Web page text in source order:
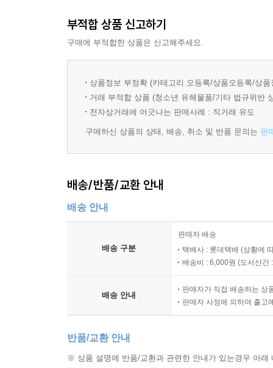
【 제17대 효종 】
와신상담 호랑이. 북벌로 아버지의 치욕을 씻으려
【 제18대 현종 】
- 의복을 둘러싼 정치적 갈등에 휘말린 현종
- 시대의 로맨티시스트? 부인이 단 한 명뿐인 조선
【 제19대 숙종 】
- 소년 군주 숙종, 정치 9단 송시열을 누르다
- 3차례의 환국으로 숙종이 얻은 왕권강화
- 실록이 인정한 조선 최고의 미녀, 장희빈
병약한 호랑이. 장희빈의 아들로 태어난 비운의 임
【 제21대 영조 】
조가 세운 원각사(현 탑골공원)에 수용되지요.
문에 국고는 텅텅 비게 되고, 나라가 망할 지경까
---「제10대 연산군」중에서
왜군이 한양으로 쭉쭉 침입해오고 있는 가운데,
몸을 보전하기 위해 한양을 떠나 개성으로, 평양
만, 선조의 행동은 일본이 전혀 상상하지 못했던
---「제14대 선조」중에서
그런데 문제는 조선은 백성들이 직접 왕을 뽑을 권
성계의 후손들’만이 계승할 수 있었으니까요. 결
만나면 외척들이 판을 치는 세상에서 일생이 고
있는 소중한 투표권이 있습니다. 그렇다면 어떻
야 가능한 일일 겁니다. 우리 손으로 직접 세종을
설민석표 강연으로 풀어낸 지식 콘서트
느낌을 들게 한다. 또한 실록에 등장하는 왕의
도움이 된다.
역사시간에 단순히 외우는 데만 급급했던 사
정리된다.
· 성군과 폭군, 존재감 없이 무능했던 왕들을 역사
· 조선후기 외척 정치가 만연할 수밖에 없었던 까닭
나아가, 이 책의 백미는 기존의 역사책이 가진
인간적인 삶이 낱낱이 드러난 모습들은 교과서에
학생부터 성인까지 모두에게,
최근 역사에 대한 콘텐츠가 다시 쏟아져 나오
바뀌었을지라도 그들의 정책과 역할은 국민들
부적합 상품 신고하기
구매에 부적합한 상품은 신고해주세요.
상품정보 부정확 (카테고리 오등록/상품오등록/상
거래 부적합 상품 (청소년 유해물품/기타 법규위반
전자상거래에 어긋나는 판매사례 : 직거래 유도
구매하신 상품의 상태, 배송, 취소 및 반품 문의는 판
배송/반품/교환 안내
배송 안내
배송 구분
판매자 배송
택배사 : 롯데택배 (상황에
배송비 : 6,000원 (도서산간
배송 안내
판매자가 직접 배송하는 상
판매자 사정에 의하여 출고
반품/교환 안내
※ 상품 설명에 반품/교환과 관련한 안내가 있는경우 아